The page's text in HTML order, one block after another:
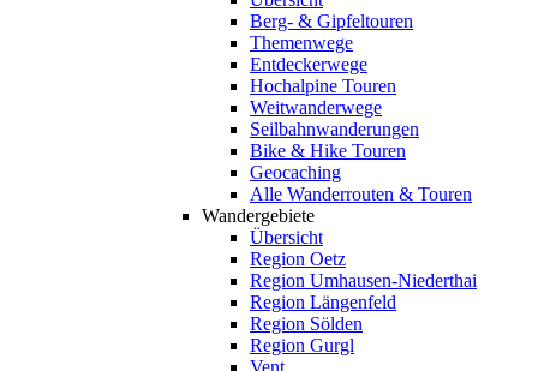
Berg- & Gipfeltouren
Themenwege
Entdeckerwege
Hochalpine Touren
Weitwanderwege
Seilbahnwanderungen
Bike & Hike Touren
Geocaching
Alle Wanderrouten & Touren
Wandergebiete
Übersicht
Region Oetz
Region Umhausen-Niederthai
Region Längenfeld
Region Sölden
Region Gurgl
Vent